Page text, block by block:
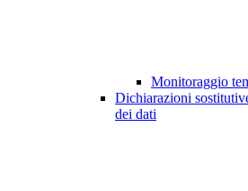
Monitoraggio
Dichiarazioni
dei dati